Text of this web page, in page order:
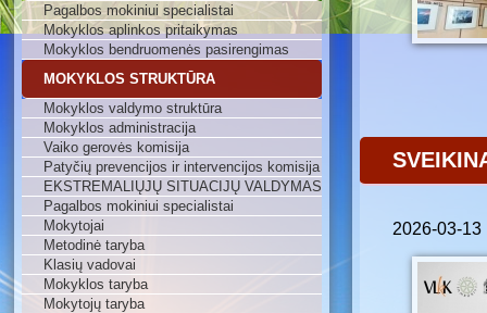
Pagalbos mokiniui specialistai
Mokyklos aplinkos pritaikymas
Mokyklos bendruomenės pasirengimas
MOKYKLOS STRUKTŪRA
Mokyklos valdymo struktūra
Mokyklos administracija
Vaiko gerovės komisija
Patyčių prevencijos ir intervencijos komisija
EKSTREMALIŲJŲ SITUACIJŲ VALDYMAS
Pagalbos mokiniui specialistai
Mokytojai
Metodinė taryba
Klasių vadovai
Mokyklos taryba
Mokytojų taryba
2026-03-13